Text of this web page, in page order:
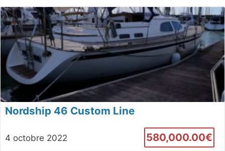
Nordship 46 Custom Line
4 octobre 2022 580,000.00€